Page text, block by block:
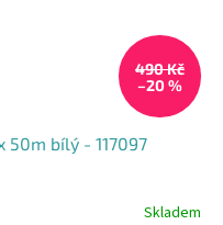
490 Kč
–20 %
50m bílý - 117097
Skladem